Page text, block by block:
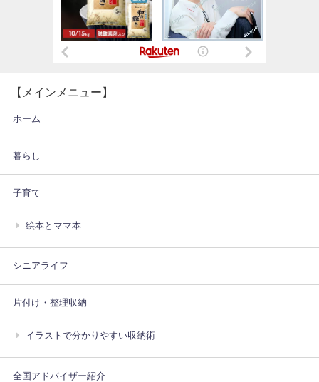
【メインメニュー】
ホーム
暮らし
子育て
絵本とママ本
シニアライフ
片付け・整理収納
イラストで分かりやすい収納術
全国アドバイザー紹介